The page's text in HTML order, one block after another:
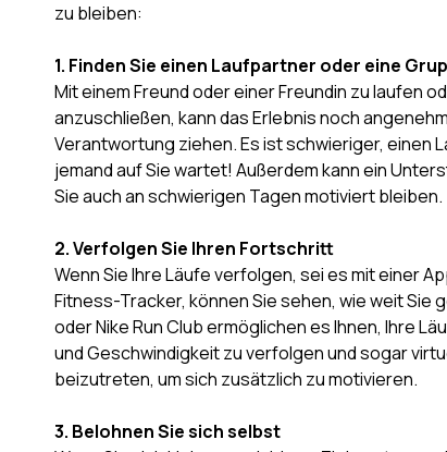
zu bleiben:
1. Finden Sie einen Laufpartner oder eine
Mit einem Freund oder einer Freundin zu laufen
anzuschließen, kann das Erlebnis noch
Verantwortung ziehen. Es ist schwieriger, einen
jemand auf Sie wartet! Außerdem kann ein
Sie auch an schwierigen Tagen motiviert bleiben.
2. Verfolgen Sie Ihren Fortschritt
Wenn Sie Ihre Läufe verfolgen, sei es mit einer
Fitness-Tracker, können Sie sehen, wie weit Sie
oder Nike Run Club ermöglichen es Ihnen, Ihre
und Geschwindigkeit zu verfolgen und sogar
beizutreten, um sich zusätzlich zu motivieren.
3. Belohnen Sie sich selbst